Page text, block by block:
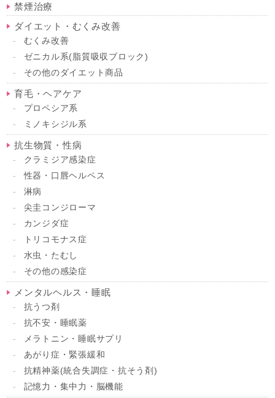
禁煙治療
ダイエット・むくみ改善
むくみ改善
ゼニカル系(脂質吸収ブロック)
その他のダイエット商品
育毛・ヘアケア
プロペシア系
ミノキシジル系
抗生物質・性病
クラミジア感染症
性器・口唇ヘルペス
淋病
尖圭コンジローマ
カンジダ症
トリコモナス症
水虫・たむし
その他の感染症
メンタルヘルス・睡眠
抗うつ剤
抗不安・睡眠薬
メラトニン・睡眠サプリ
あがり症・緊張緩和
抗精神薬(統合失調症・抗そう剤)
記憶力・集中力・脳機能